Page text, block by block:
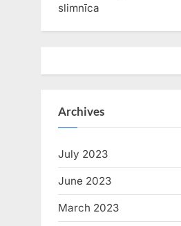
slimnīca
Archives
July 2023
June 2023
March 2023